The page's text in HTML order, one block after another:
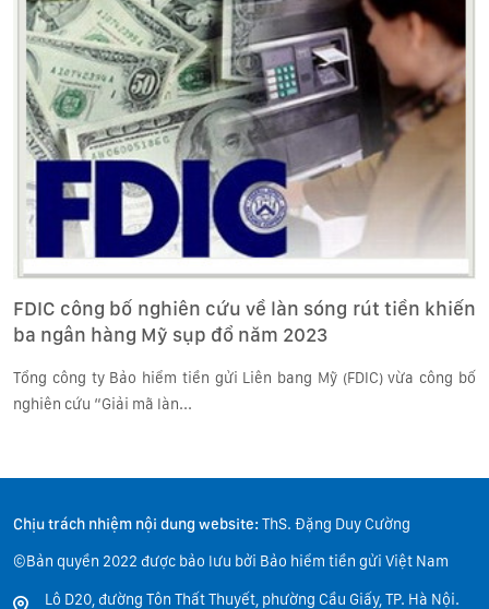
FDIC công bố nghiên cứu về làn sóng rút tiền khiến
ba ngân hàng Mỹ sụp đổ năm 2023
Tổng công ty Bảo hiểm tiền gửi Liên bang Mỹ (FDIC) vừa công bố
nghiên cứu “Giải mã làn...
Chịu trách nhiệm nội dung website: ThS. Đặng Duy Cường
©Bản quyền 2022 được bảo lưu bởi Bảo hiểm tiền gửi Việt Nam
Lô D20, đường Tôn Thất Thuyết, phường Cầu Giấy, TP. Hà Nội.